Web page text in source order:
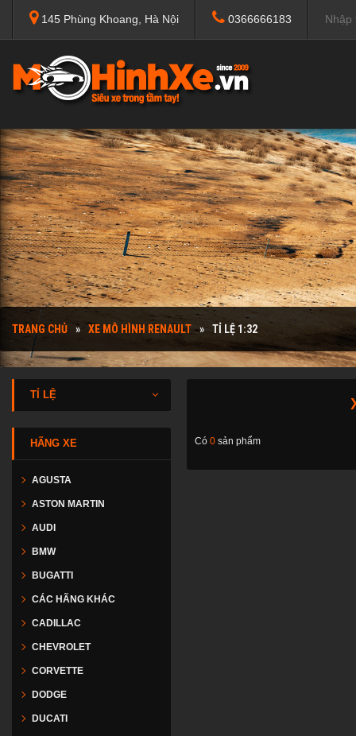
145 Phùng Khoang, Hà Nội 0366666183
TRANG CHỦ XE MÔ HÌNH RENAULT TỈ LỆ 1:32
TỈ LỆ
HÃNG XE
AGUSTA
ASTON MARTIN
AUDI
BMW
BUGATTI
CÁC HÃNG KHÁC
CADILLAC
CHEVROLET
CORVETTE
DODGE
DUCATI
Có 0 sản phẩm